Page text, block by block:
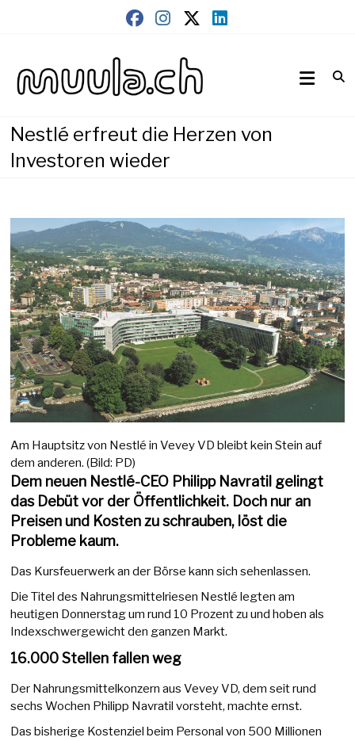
muula.ch
Nestlé erfreut die Herzen von
Investoren wieder
Am Hauptsitz von Nestlé in Vevey VD bleibt kein Stein auf
dem anderen. (Bild: PD)
Dem neuen Nestlé-CEO Philipp Navratil gelingt
das Debüt vor der Öffentlichkeit. Doch nur an
Preisen und Kosten zu schrauben, löst die
Probleme kaum.
Das Kursfeuerwerk an der Börse kann sich sehenlassen.
Die Titel des Nahrungsmittelriesen Nestlé legten am
heutigen Donnerstag um rund 10 Prozent zu und hoben als
Indexschwergewicht den ganzen Markt.
16.000 Stellen fallen weg
Der Nahrungsmittelkonzern aus Vevey VD, dem seit rund
sechs Wochen Philipp Navratil vorsteht, machte ernst.
Das bisherige Kostenziel beim Personal von 500 Millionen